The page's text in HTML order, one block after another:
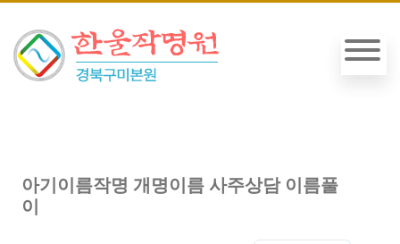
아기이름작명 개명이름 사주상담 이름풀
이